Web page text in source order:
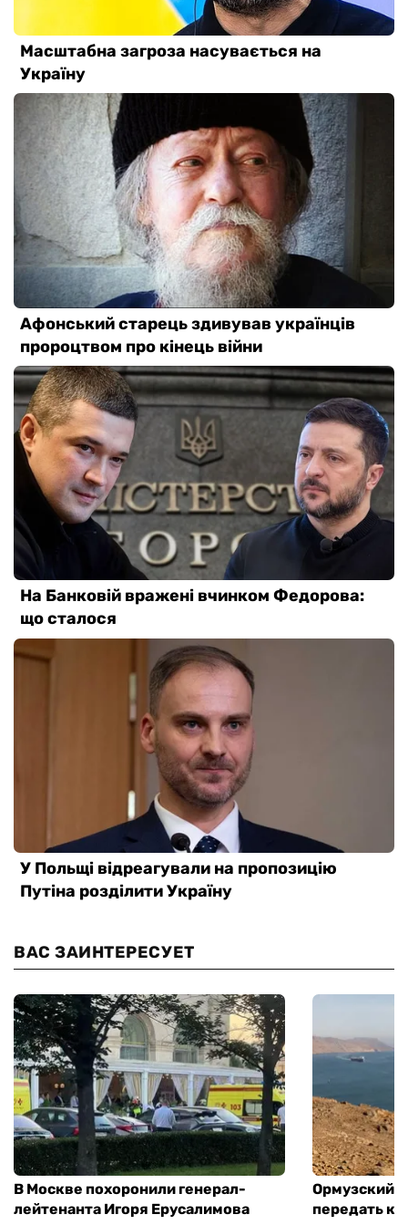
ВАС ЗАИНТЕРЕСУЕТ
В Москве похоронили генерал-
лейтенанта Игоря Ерусалимова
Ормузский
передать